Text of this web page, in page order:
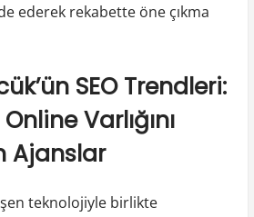
ederek rekabette öne çıkma
SEO Trendleri:
Varlığını
Ajanslar
teknolojiyle birlikte